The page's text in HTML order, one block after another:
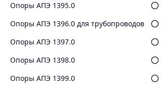
Опоры АПЭ 1395.0
Опоры АПЭ 1396.0 для трубопроводов
Опоры АПЭ 1397.0
Опоры АПЭ 1398.0
Опоры АПЭ 1399.0